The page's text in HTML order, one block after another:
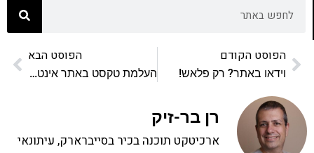
הפוסט הקודם
וידאו באתר? רק פלאש!
הפוסט הבא
העלמת טקסט באתר אינטרנט וסכנותיו
רן בר-זיק
ארכיטקט תוכנה בכיר בסייברארק, עיתונאי